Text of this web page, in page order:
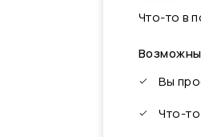
Что-то в
Вы
Что-